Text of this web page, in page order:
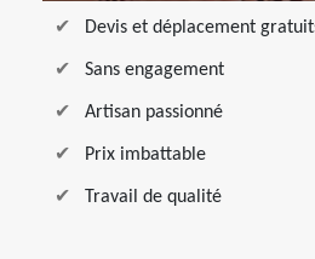
Devis et déplacement
Sans engagement
Artisan passionné
Prix imbattable
Travail de qualité